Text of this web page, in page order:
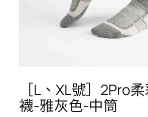
［L、XL號］2Pro
襪-雅灰色-中筒